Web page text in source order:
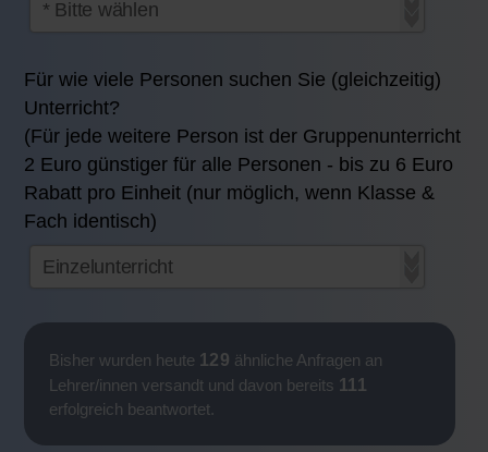
Für wie viele Personen suchen Sie (gleichzeitig)
Unterricht?
(Für jede weitere Person ist der Gruppenunterricht
2 Euro günstiger für alle Personen - bis zu 6 Euro
Rabatt pro Einheit (nur möglich, wenn Klasse &
Fach identisch)
Bisher wurden heute 129 ähnliche Anfragen an
Lehrer/innen versandt und davon bereits 111
erfolgreich beantwortet.